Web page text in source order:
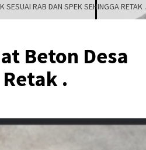
SESUAI RAB DAN SPEK SEHINGGA RETAK .
Beton Desa
.